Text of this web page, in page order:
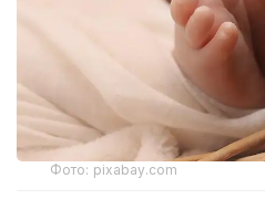
Фото: pixabay.com